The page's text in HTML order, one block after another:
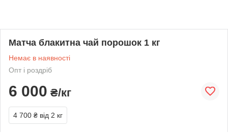
Матча блакитна чай порошок 1 кг
Немає в наявності
Опт і роздріб
6 000 ₴/кг
4 700 ₴ від 2 кг